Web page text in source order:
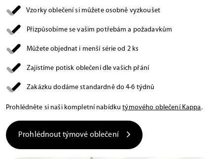
Vzorky oblečení si můžete osobně vyzkoušet
Přizpůsobíme se vašim potřebám a požadavkům
Můžete objednat i menší série od 2 ks
Zajistíme potisk oblečení dle vašich přání
Zakázku dodáme standardně do 4-6 týdnů
Prohlédněte si naši kompletní nabídkutýmového oblečení Kappa.
Prohlédnout týmové oblečení